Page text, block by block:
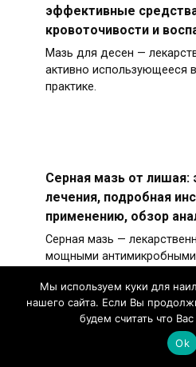
эффективные
кровоточивости и
Мазь для десен —
активно использующееся
практике.
Серная мазь от лишая:
лечения, подробная
применению, обзор
Серная мазь —
мощными антимикробными
Мы используем куки для
нашего сайта. Если Вы
будем считать что
Ok